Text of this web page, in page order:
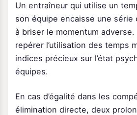
Un entraîneur qui utilise un
son équipe encaisse une série
à briser le momentum
repérer l’utilisation des temps
indices précieux sur l’état
équipes.
En cas d’égalité dans les
élimination directe, deux